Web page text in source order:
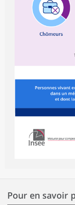
Pour en savoir